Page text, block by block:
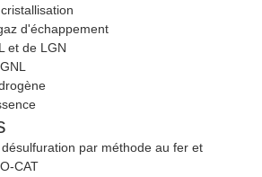
d'échappement
et de LGN